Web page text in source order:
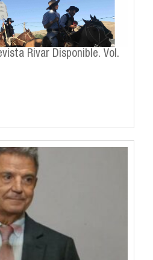
Rivar Disponible. Vol.